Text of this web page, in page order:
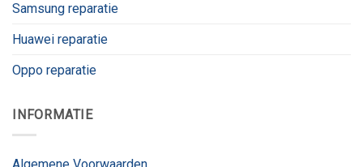
Samsung reparatie
Huawei reparatie
Oppo reparatie
INFORMATIE